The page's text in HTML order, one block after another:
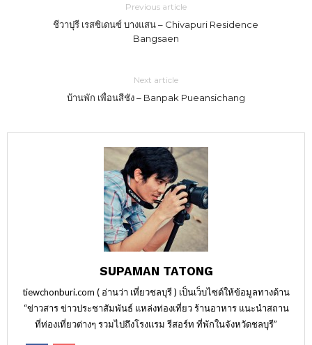
Previous article
ชีวาปุรี เรสซิเดนซ์ บางแสน – Chivapuri Residence
Bangsaen
Next article
บ้านพัก เพื่อนสีชัง – Banpak Pueansichang
SUPAMAN TATONG
tiewchonburi.com ( อ่านว่า เที่ยวชลบุรี ) เป็นเว็บไซต์ให้ข้อมูลทางด้าน
“ข่าวสาร ข่าวประชาสัมพันธ์ แหล่งท่องเที่ยว ร้านอาหาร แนะนำสถาน
ที่ท่องเที่ยวต่างๆ รวมไปถึงโรงแรม รีสอร์ท ที่พักในจังหวัดชลบุรี”